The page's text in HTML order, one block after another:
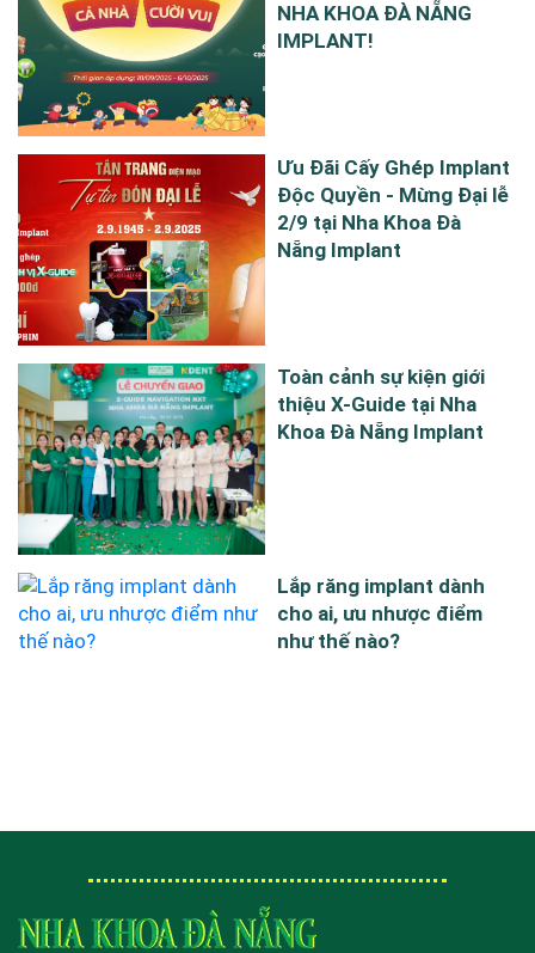
NHA KHOA ĐÀ NẴNG
IMPLANT!
Ưu Đãi Cấy Ghép Implant
Độc Quyền - Mừng Đại lễ
2/9 tại Nha Khoa Đà
Nẵng Implant
Toàn cảnh sự kiện giới
thiệu X-Guide tại Nha
Khoa Đà Nẵng Implant
Lắp răng implant dành
cho ai, ưu nhược điểm
như thế nào?